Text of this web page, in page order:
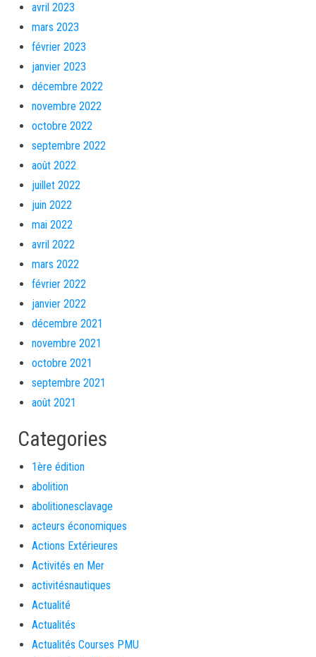
avril 2023
mars 2023
février 2023
janvier 2023
décembre 2022
novembre 2022
octobre 2022
septembre 2022
août 2022
juillet 2022
juin 2022
mai 2022
avril 2022
mars 2022
février 2022
janvier 2022
décembre 2021
novembre 2021
octobre 2021
septembre 2021
août 2021
Categories
1ère édition
abolition
abolitionesclavage
acteurs économiques
Actions Extérieures
Activités en Mer
activitésnautiques
Actualité
Actualités
Actualités Courses PMU